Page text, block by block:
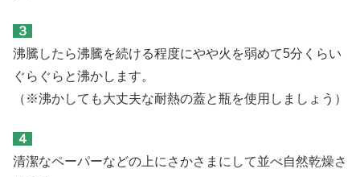
３
沸騰したら沸騰を続ける程度にやや火を弱めて5分くらい
ぐらぐらと沸かします。
（※沸かしても大丈夫な耐熱の蓋と瓶を使用しましょう）
４
清潔なペーパーなどの上にさかさまにして並べ自然乾燥さ